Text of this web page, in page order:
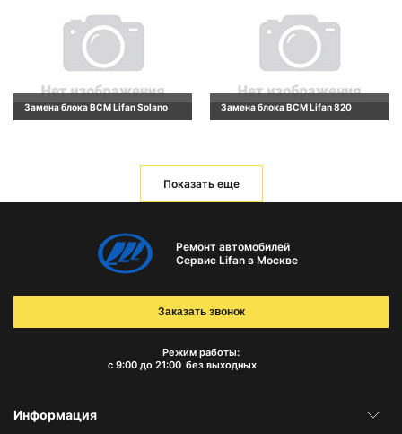
Замена блока BCM Lifan Solano Замена блока BCM Lifan 820
Показать еще
Ремонт автомобилей
Сервис Lifan в Москве
Режим работы:
с 9:00 до 21:00 без выходных
Заказать звонок
Информация